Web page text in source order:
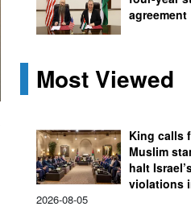
agreement
Most Viewed
King calls
Muslim
halt
violations
2026-08-05